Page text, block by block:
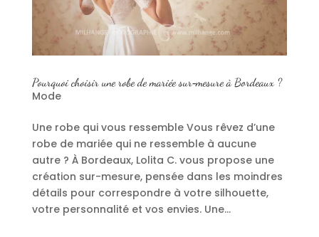
Pourquoi choisir une robe de mariée sur‑mesure à Bordeaux ?
Mode
Une robe qui vous ressemble Vous rêvez d’une
robe de mariée qui ne ressemble à aucune
autre ? À Bordeaux, Lolita C. vous propose une
création sur-mesure, pensée dans les moindres
détails pour correspondre à votre silhouette,
votre personnalité et vos envies. Une...